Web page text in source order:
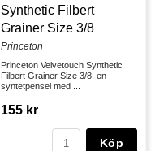
Synthetic Filbert
Grainer Size 3/8
Princeton
Princeton Velvetouch Synthetic
Filbert Grainer Size 3/8, en
syntetpensel med ...
155 kr
Köp